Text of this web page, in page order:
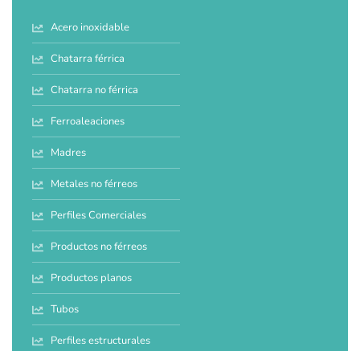
Acero inoxidable
Chatarra férrica
Chatarra no férrica
Ferroaleaciones
Madres
Metales no férreos
Perfiles Comerciales
Productos no férreos
Productos planos
Tubos
Perfiles estructurales